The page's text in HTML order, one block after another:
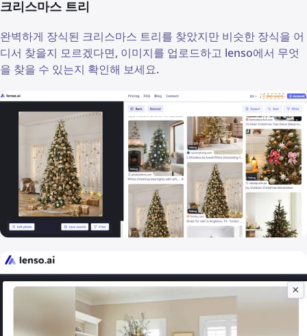
크리스마스 트리
완벽하게 장식된 크리스마스 트리를 찾았지만 비슷한 장식을 어
디서 찾을지 모르겠다면, 이미지를 업로드하고 lenso에서 무엇
을 찾을 수 있는지 확인해 보세요.